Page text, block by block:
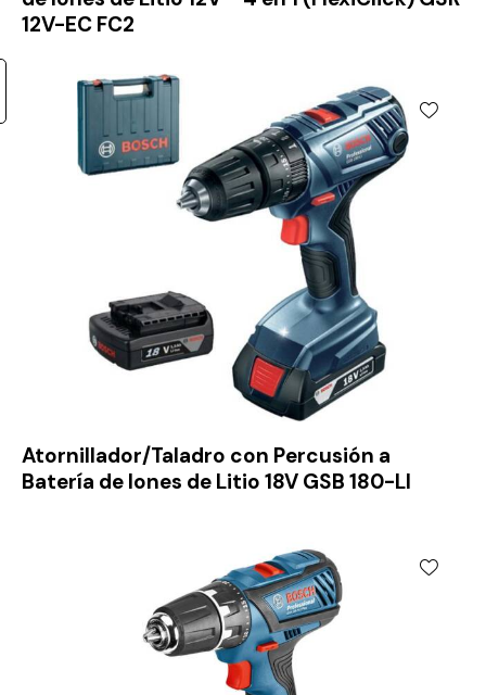
12V-EC FC2
Atornillador/Taladro con Percusión a
Batería de Iones de Litio 18V GSB 180-LI